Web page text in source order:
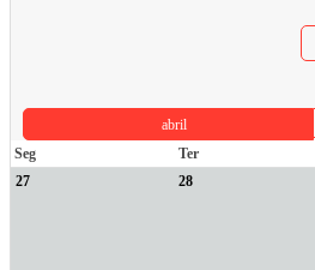
abril
Seg
Ter
27
28